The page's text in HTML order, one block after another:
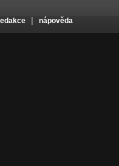
nápověda